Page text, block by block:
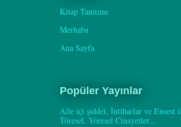
Kitap Tanıtımı
Merhaba
Ana Sayfa
Popüler Yayınlar
Aile içi şiddet, İntiharlar ve Ensest
Töresel, Yöresel Cinayetler...